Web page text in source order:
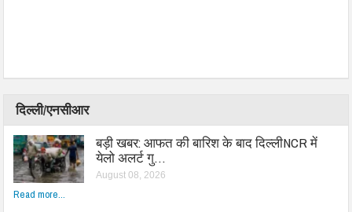
दिल्ली/एनसीआर
बड़ी खबर: आफत की बारिश के बाद दिल्लीNCR में
येलो अलर्ट गु…
August 08, 2026
Read more...